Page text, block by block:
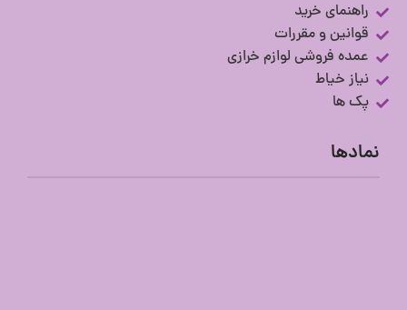
راهنمای خرید
قوانین و مقررات
عمده فروشی لوازم خرازی
نیاز خیاط
پک ها
نمادها